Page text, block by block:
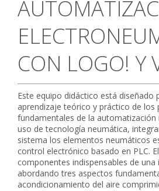
CON LOGO! Y
Este equipo didáctico está diseñado
aprendizaje teórico y práctico de los
fundamentales de la automatización
uso de tecnología neumática,
sistema los elementos neumáticos
control electrónico basado en PLC.
componentes indispensables de
abordando tres aspectos
acondicionamiento del aire